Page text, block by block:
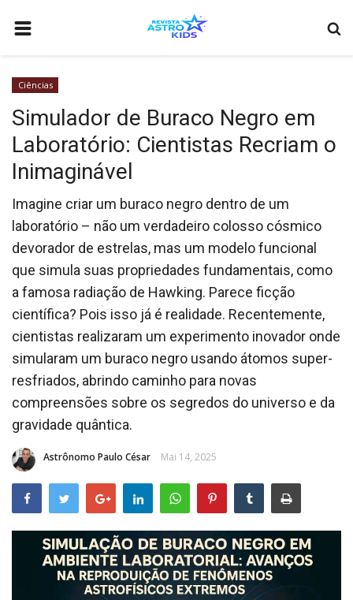
ASTRONOMIA
CURIOSIDADES
ASTRONÁUTICA
COMO ANUNCIAR
BIOGRAFIA
COMETA INTERESTELAR 3I/ATLAS: O TERCEIRO VISITANTE DE
VIDEOS
QUEM SOMOS
Ciências
Simulador de Buraco Negro em
Laboratório: Cientistas Recriam o
Inimaginável
Imagine criar um buraco negro dentro de um
laboratório – não um verdadeiro colosso cósmico
devorador de estrelas, mas um modelo funcional
que simula suas propriedades fundamentais, como
a famosa radiação de Hawking. Parece ficção
científica? Pois isso já é realidade. Recentemente,
cientistas realizaram um experimento inovador onde
simularam um buraco negro usando átomos super-
resfriados, abrindo caminho para novas
compreensões sobre os segredos do universo e da
gravidade quântica.
Astrônomo Paulo César Mai 14, 2025